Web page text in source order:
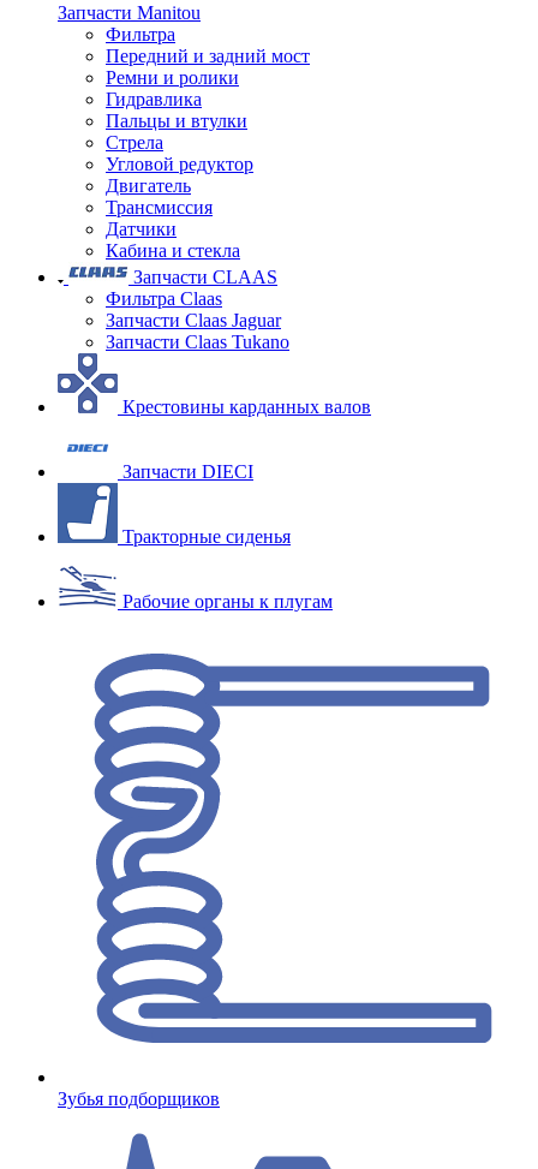
Запчасти Manitou
Фильтра
Передний и задний мост
Ремни и ролики
Гидравлика
Пальцы и втулки
Стрела
Угловой редуктор
Двигатель
Трансмиссия
Датчики
Кабина и стекла
Запчасти CLAAS
Фильтра Claas
Запчасти Claas Jaguar
Запчасти Claas Tukano
Крестовины карданных валов
Запчасти DIECI
Тракторные сиденья
Рабочие органы к плугам
Зубья подборщиков